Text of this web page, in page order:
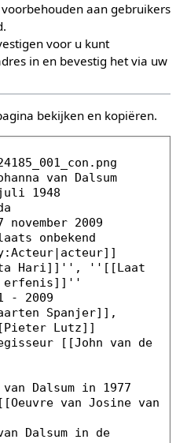
aan gebruikers
voor u kunt
in en bevestig het via uw
bekijken en kopiëren.